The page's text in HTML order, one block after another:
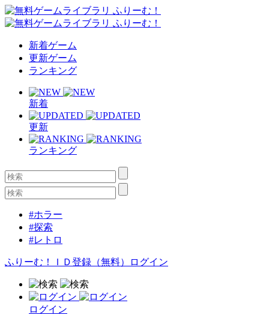
新着ゲーム
更新ゲーム
ランキング
新着
更新
ランキング
#ホラー
#探索
#レトロ
ふりーむ！ＩＤ登録（無料） ログイン
ログイン